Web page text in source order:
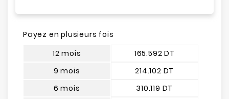
Payez en plusieurs fois
12 mois
9 mois
6 mois
165.592 DT
214.102 DT
310.119 DT